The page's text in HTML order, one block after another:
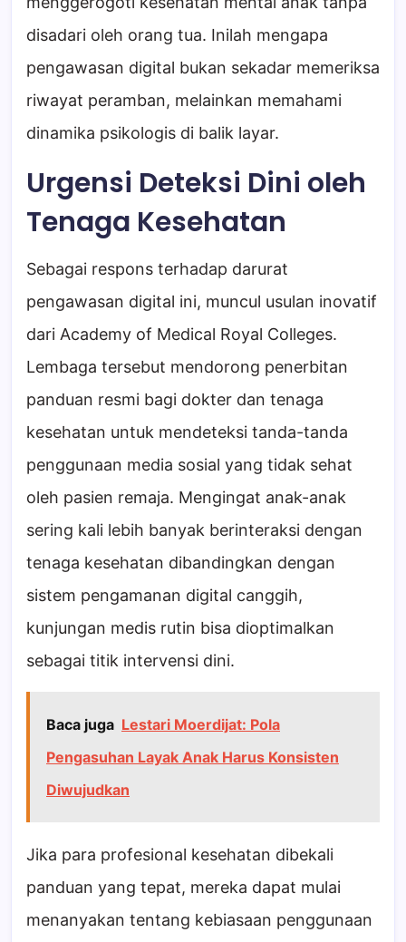
disadari oleh orang tua. Inilah mengapa
pengawasan digital bukan sekadar memeriksa
riwayat peramban, melainkan memahami
dinamika psikologis di balik layar.
Urgensi Deteksi Dini oleh
Tenaga Kesehatan
Sebagai respons terhadap darurat
pengawasan digital ini, muncul usulan inovatif
dari Academy of Medical Royal Colleges.
Lembaga tersebut mendorong penerbitan
panduan resmi bagi dokter dan tenaga
kesehatan untuk mendeteksi tanda-tanda
penggunaan media sosial yang tidak sehat
oleh pasien remaja. Mengingat anak-anak
sering kali lebih banyak berinteraksi dengan
tenaga kesehatan dibandingkan dengan
sistem pengamanan digital canggih,
kunjungan medis rutin bisa dioptimalkan
sebagai titik intervensi dini.
Baca juga Lestari Moerdijat: Pola
Pengasuhan Layak Anak Harus Konsisten
Diwujudkan
Jika para profesional kesehatan dibekali
panduan yang tepat, mereka dapat mulai
menanyakan tentang kebiasaan penggunaan